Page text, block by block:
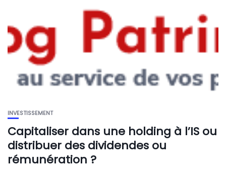
INVESTISSEMENT
Capitaliser dans une holding à l’IS ou
distribuer des dividendes ou
rémunération ?